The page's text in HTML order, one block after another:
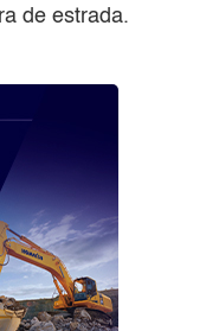
de estrada.